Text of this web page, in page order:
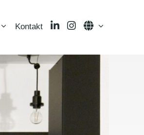
Kontakt LinkedInInstagramLanguage